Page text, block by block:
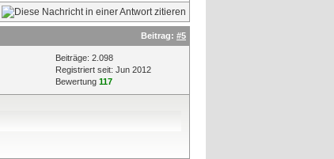
Beitrag: #5
Beiträge: 2.098
Registriert seit: Jun 2012
Bewertung 117